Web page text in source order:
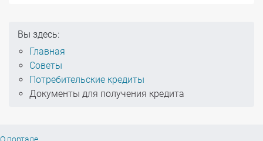
Вы здесь:
Главная
Советы
Потребительские кредиты
Документы для получения кредита